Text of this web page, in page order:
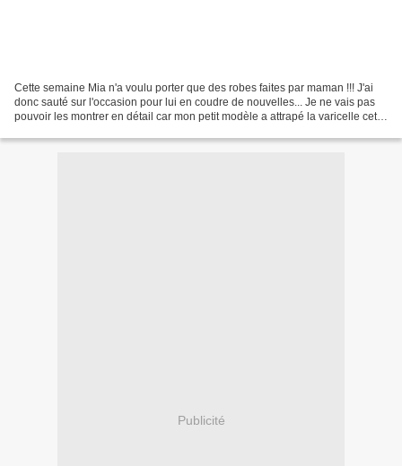
Cette semaine Mia n'a voulu porter que des robes faites par maman !!! J'ai
donc sauté sur l'occasion pour lui en coudre de nouvelles... Je ne vais pas
pouvoir les montrer en détail car mon petit modèle a attrapé la varicelle cette
Publicité